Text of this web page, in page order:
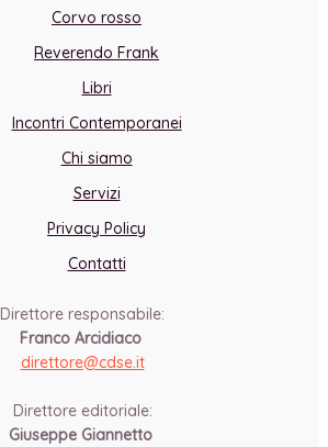
Corvo rosso
Reverendo Frank
Libri
Incontri Contemporanei
Chi siamo
Servizi
Privacy Policy
Contatti
Direttore responsabile:
Franco Arcidiaco
direttore@cdse.it
Direttore editoriale:
Giuseppe Giannetto